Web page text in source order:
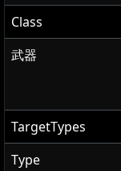
Class
武器
TargetTypes
Type